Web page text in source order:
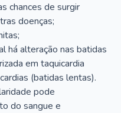
chances de surgir
doenças;
há alteração nas batidas
em taquicardia
(batidas lentas).
pode
do sangue e